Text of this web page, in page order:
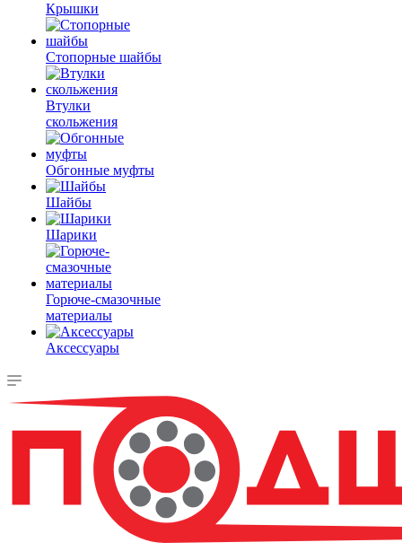
Крышки
Стопорные шайбы
Втулки
скольжения
Обгонные муфты
Шайбы
Шарики
Горюче-смазочные
материалы
Аксессуары